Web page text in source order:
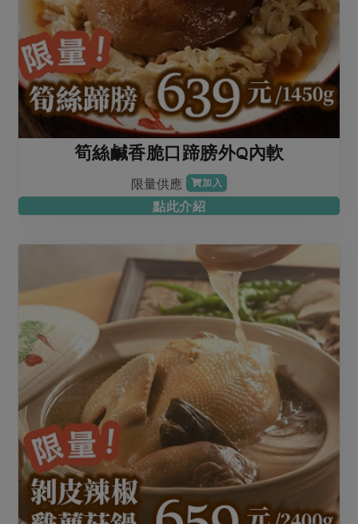
樂齡友善
社務會議 地區活動
活動報下載
筍絲鹹香脆口蹄膀外Q內軟
限量供應 加入
點此介紹